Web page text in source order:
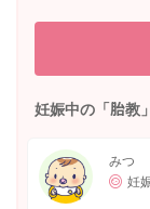
妊娠中の「胎教
みつ
妊